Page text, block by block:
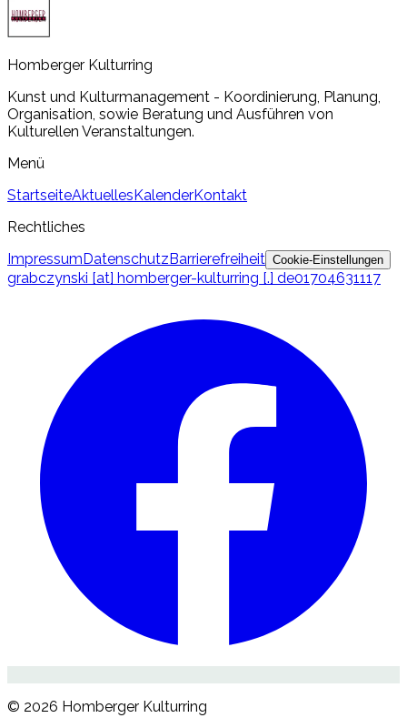
Homberger Kulturring
Kunst und Kulturmanagement - Koordinierung, Planung,
Organisation, sowie Beratung und Ausführen von
Kulturellen Veranstaltungen.
Menü
StartseiteAktuellesKalenderKontakt
Rechtliches
ImpressumDatenschutzBarrierefreiheit Cookie-Einstellungen
grabczynski [at] homberger-kulturring [.] de01704631117
© 2026 Homberger Kulturring